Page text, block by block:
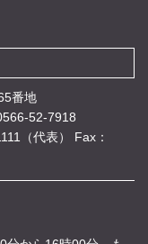
番地
52-7918
（代表）
Fax：